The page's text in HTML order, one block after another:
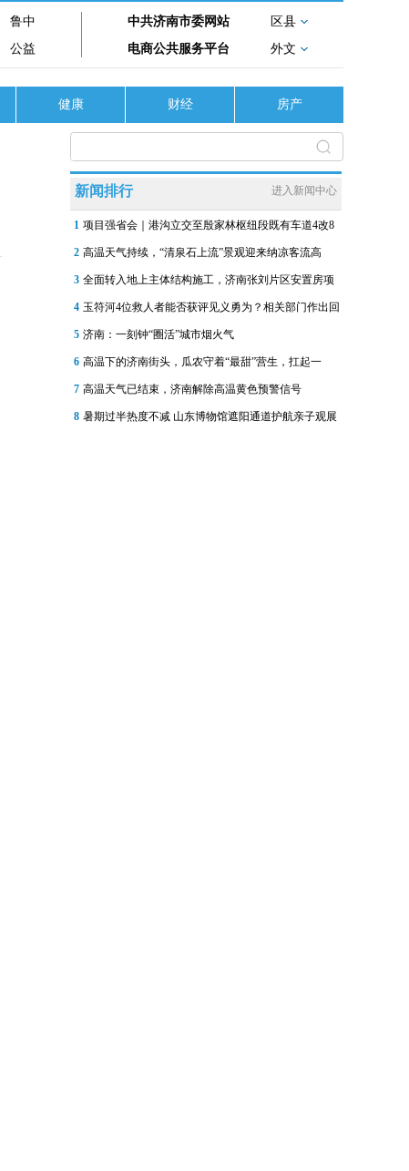
鲁中
公益
中共济南市委网站
区县
电商公共服务平台
外文
健康 财经 房产
新闻排行 进入新闻中心
1 项目强省会｜港沟立交至殷家林枢纽段既有车道4改8
2 高温天气持续，“清泉石上流”景观迎来纳凉客流高
3 全面转入地上主体结构施工，济南张刘片区安置房项
4 玉符河4位救人者能否获评见义勇为？相关部门作出回
5 济南：一刻钟“圈活”城市烟火气
6 高温下的济南街头，瓜农守着“最甜”营生，扛起一
7 高温天气已结束，济南解除高温黄色预警信号
8 暑期过半热度不减 山东博物馆遮阳通道护航亲子观展